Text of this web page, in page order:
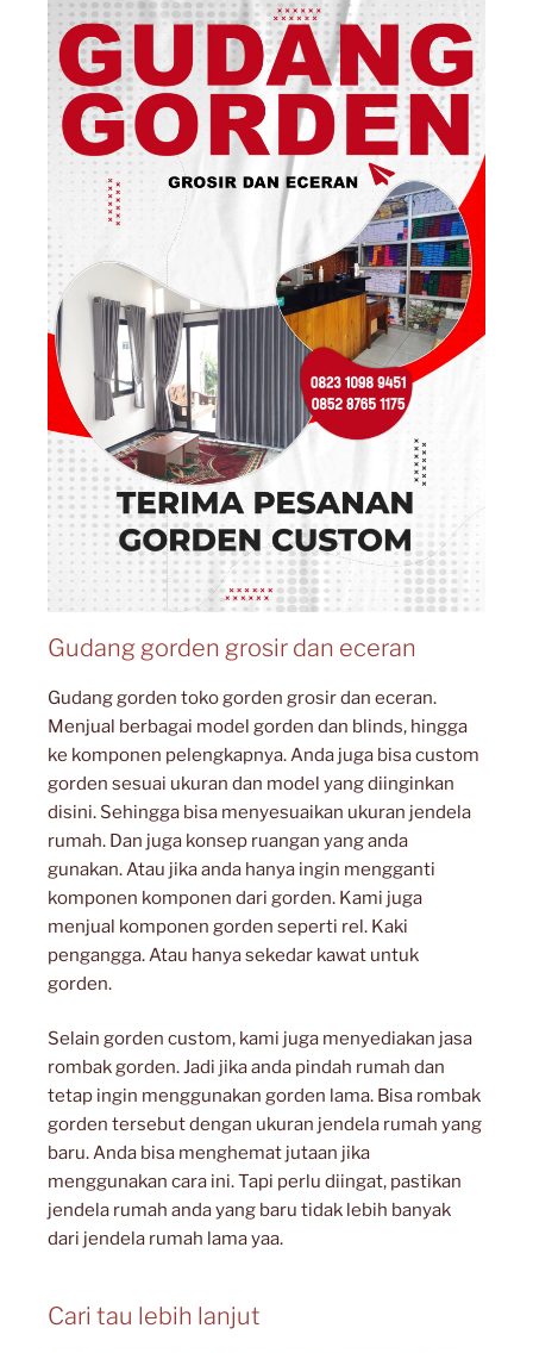
Gudang gorden grosir dan eceran
Gudang gorden toko gorden grosir dan eceran.
Menjual berbagai model gorden dan blinds, hingga
ke komponen pelengkapnya. Anda juga bisa custom
gorden sesuai ukuran dan model yang diinginkan
disini. Sehingga bisa menyesuaikan ukuran jendela
rumah. Dan juga konsep ruangan yang anda
gunakan. Atau jika anda hanya ingin mengganti
komponen komponen dari gorden. Kami juga
menjual komponen gorden seperti rel. Kaki
pengangga. Atau hanya sekedar kawat untuk
gorden.
Selain gorden custom, kami juga menyediakan jasa
rombak gorden. Jadi jika anda pindah rumah dan
tetap ingin menggunakan gorden lama. Bisa rombak
gorden tersebut dengan ukuran jendela rumah yang
baru. Anda bisa menghemat jutaan jika
menggunakan cara ini. Tapi perlu diingat, pastikan
jendela rumah anda yang baru tidak lebih banyak
dari jendela rumah lama yaa.
Cari tau lebih lanjut